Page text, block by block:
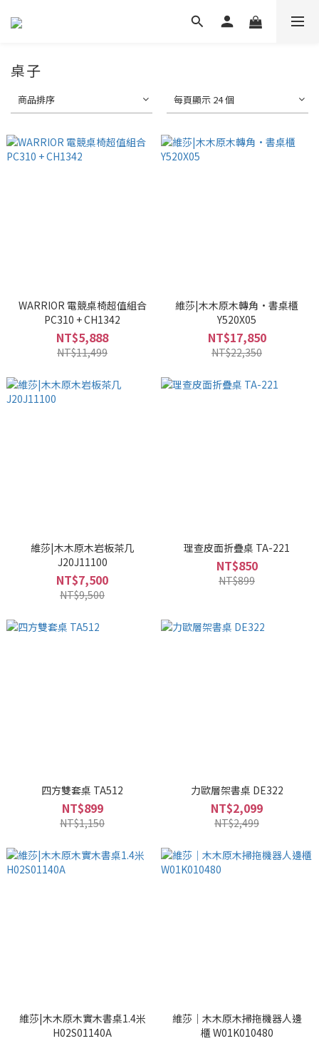
桌子
商品排序 每頁顯示 24 個
WARRIOR 電競桌椅超值組合
PC310 + CH1342
NT$5,888
NT$11,499
維莎|木木原木轉角·書桌櫃
Y520X05
NT$17,850
NT$22,350
維莎|木木原木岩板茶几
J20J11100
NT$7,500
NT$9,500
理查皮面折疊桌 TA-221
NT$850
NT$899
四方雙套桌 TA512
NT$899
NT$1,150
力歐層架書桌 DE322
NT$2,099
NT$2,499
維莎|木木原木實木書桌1.4米
H02S01140A
維莎｜木木原木掃拖機器人邊
櫃 W01K010480